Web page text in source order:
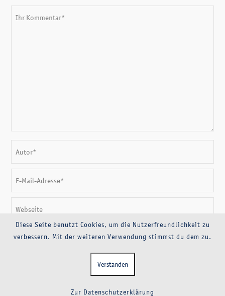
Diese Seite benutzt Cookies, um die Nutzerfreundlichkeit zu
verbessern. Mit der weiteren Verwendung stimmst du dem zu.
Verstanden
Zur Datenschutzerklärung